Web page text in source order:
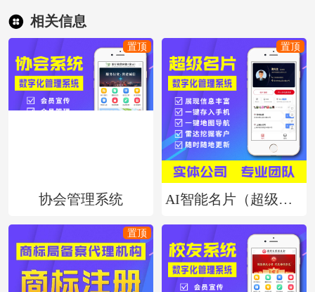
相关信息
协会管理系统 AI智能名片（超级名片/数字人名片）